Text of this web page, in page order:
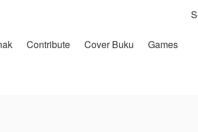
Contribute Cover Buku Games